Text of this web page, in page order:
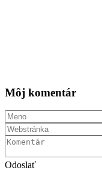
Môj komentár
Odoslať